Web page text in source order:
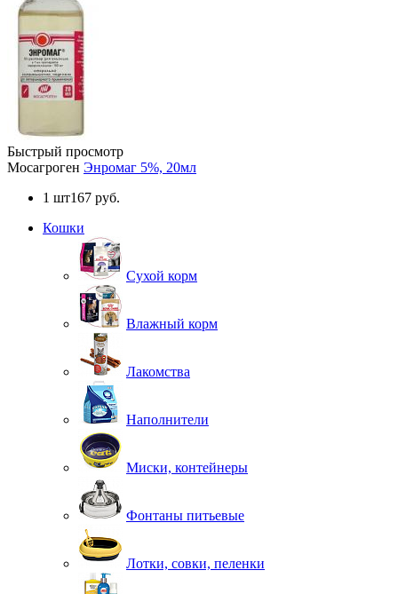
Быстрый просмотр
Мосагроген Энромаг 5%, 20мл
1 шт167 руб.
Кошки
Сухой корм
Влажный корм
Лакомства
Наполнители
Миски, контейнеры
Фонтаны питьевые
Лотки, совки, пеленки